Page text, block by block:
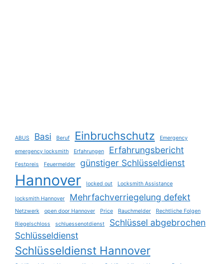
ABUS Basi Beruf Einbruchschutz Emergency
emergency locksmith Erfahrungen Erfahrungsbericht
Festpreis Feuermelder günstiger Schlüsseldienst
Hannover locked out Locksmith Assistance
locksmith Hannover Mehrfachverriegelung defekt
Netzwerk open door Hannover Price Rauchmelder
Rechtliche Folgen
Riegelschloss
schluessenotdienst
Schlüssel abgebrochen
Schlüsseldienst
Schlüsseldienst Hannover